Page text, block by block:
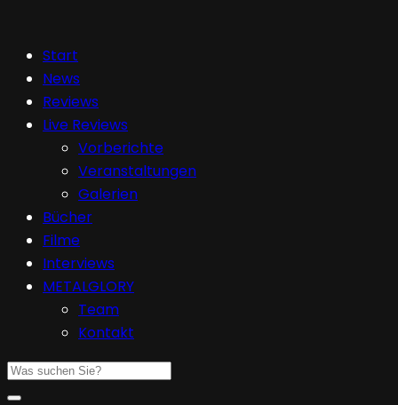
Start
News
Reviews
Live Reviews
Vorberichte
Veranstaltungen
Galerien
Bücher
Filme
Interviews
METALGLORY
Team
Kontakt